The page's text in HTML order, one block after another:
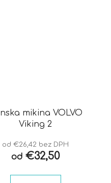
mikina VOLVO
Viking 2
od €26,42 bez DPH
od€32,50